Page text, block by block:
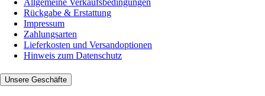
Rückgabe & Erstattung
Impressum
Zahlungsarten
Lieferkosten und Versandoptionen
Hinweis zum Datenschutz
Unsere Geschäfte